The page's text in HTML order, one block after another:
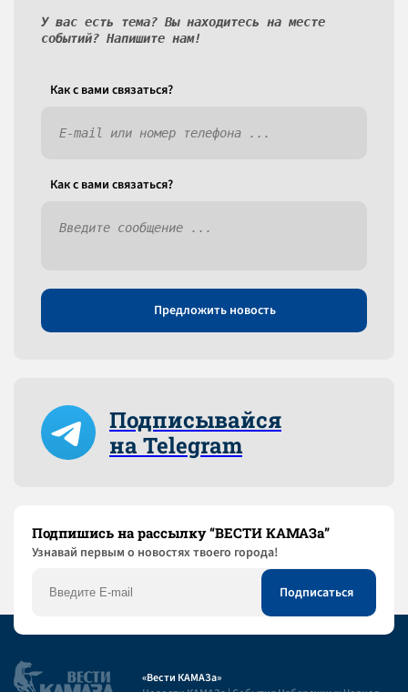
У вас есть тема? Вы находитесь на месте
событий? Напишите нам!
Как c вами связаться?
Как c вами связаться?
Предложить новость
Подписывайся
на Telegram
Подпишись на рассылку “ВЕСТИ КАМАЗа”
Узнaвай первым о новостях твоего города!
«Вести КАМАЗа»